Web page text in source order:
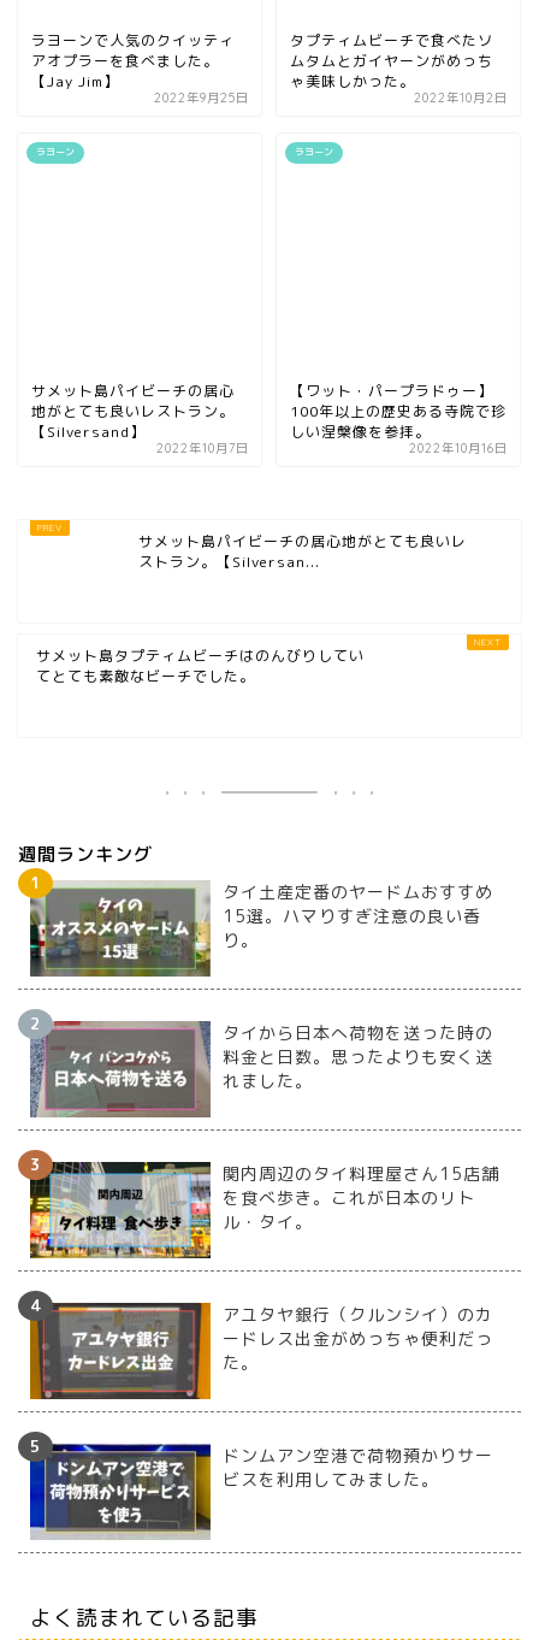
ラヨーンで人気のクイッティ
アオプラーを食べました。
【Jay Jim】
2022年9月25日
タプティムビーチで食べたソ
ムタムとガイヤーンがめっち
ゃ美味しかった。
2022年10月2日
ラヨーン
サメット島パイビーチの居心
地がとても良いレストラン。
【Silversand】
2022年10月7日
ラヨーン
【ワット・パープラドゥー】
100年以上の歴史ある寺院で珍
しい涅槃像を参拝。
2022年10月16日
サメット島パイビーチの居心地がとても良いレ
ストラン。【Silversan...
サメット島タプティムビーチはのんびりしてい
てとても素敵なビーチでした。
週間ランキング
タイ土産定番のヤードムおすすめ
15選。ハマりすぎ注意の良い香
り。
タイから日本へ荷物を送った時の
料金と日数。思ったよりも安く送
れました。
関内周辺のタイ料理屋さん15店舗
を食べ歩き。これが日本のリト
ル・タイ。
アユタヤ銀行（クルンシイ）のカ
ードレス出金がめっちゃ便利だっ
た。
ドンムアン空港で荷物預かりサー
ビスを利用してみました。
よく読まれている記事